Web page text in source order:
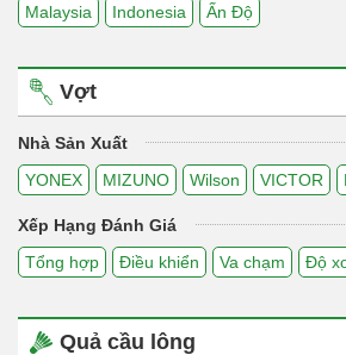
Malaysia Indonesia Ấn Độ
Vợt
Nhà Sản Xuất
YONEX
MIZUNO Wilson VICTOR
Xếp Hạng Đánh Giá
Tổng hợp
Điều khiển Va chạm Độ
Quả cầu lông